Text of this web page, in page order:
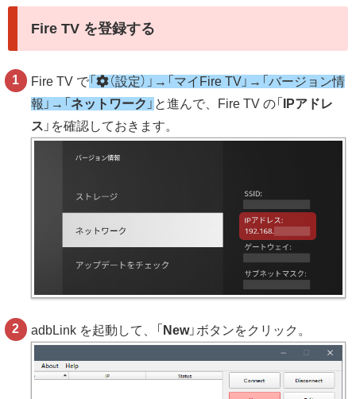
Fire TV を登録する
Fire TV で「
（設定）」→「マイFire TV」→「バージョン情
報」→「ネットワーク 」 と進んで、Fire TV の「
IPアドレ
ス 」を確認しておきます。
adbLink を起動して、「 New」ボタンをクリック。